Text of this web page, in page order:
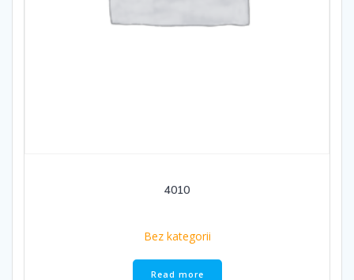
4010
Bez kategorii
Read more